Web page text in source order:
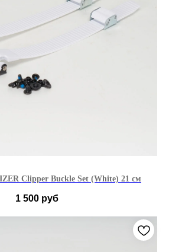
Clipper Buckle Set (White) 21 см
1 500 руб